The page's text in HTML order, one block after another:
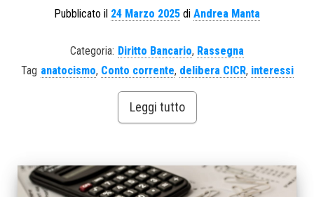
Pubblicato il 24 Marzo 2025 di Andrea Manta
Categoria: Diritto Bancario, Rassegna
Tag anatocismo, Conto corrente, delibera CICR, interessi
Leggi tutto